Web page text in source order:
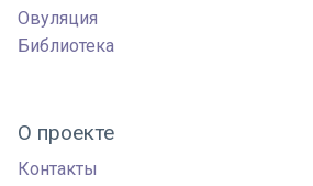
Овуляция
Библиотека
О проекте
Контакты